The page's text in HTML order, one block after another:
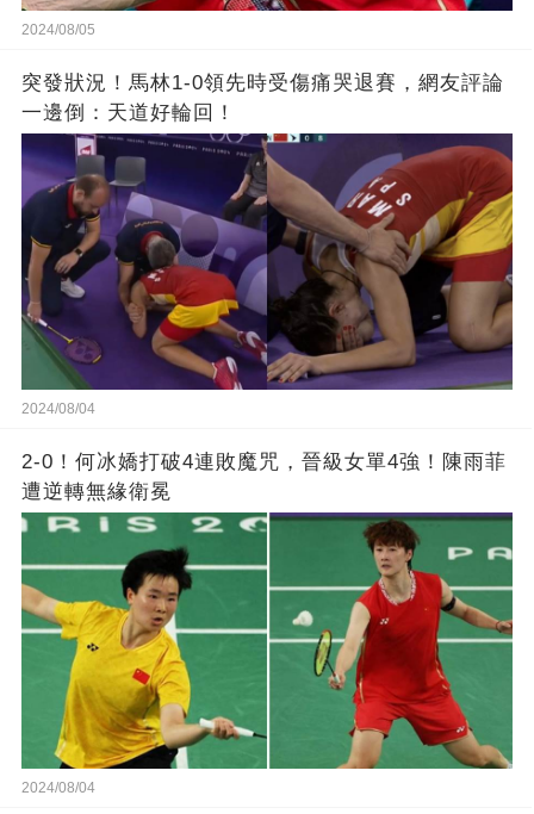
2024/08/05
突發狀況！馬林1-0領先時受傷痛哭退賽，網友評論
一邊倒：天道好輪回！
2024/08/04
2-0！何冰嬌打破4連敗魔咒，晉級女單4強！陳雨菲
遭逆轉無緣衛冕
2024/08/04